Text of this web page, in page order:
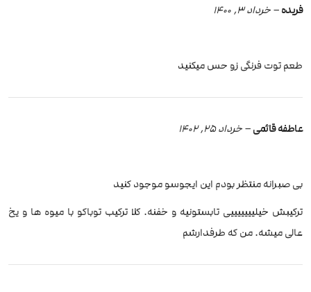
فریده–خرداد 3, 1400
طعم توت فرنگی زو حس میکنید
عاطفه قائمی– خرداد 25, 1402
بی صبرانه منتظر بودم این ایجوسو موجود کنید
ترکیبش خیلیییییییی تابستونیه و خفنه. کلا ترکیب توباکو با میوه ها و یخ
عالی میشه. من که طرفدارشم